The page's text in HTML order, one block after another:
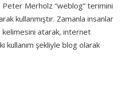
Peter Merholz “weblog” terimini
kullanmıştır. Zamanla insanlar
atarak, internet
kullanım şekliyle blog olarak